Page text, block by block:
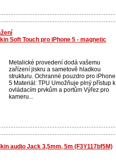
Soft Touch pro iPhone 5 - magnetic
Metalické provedení dodá vašemu
zařízení jiskru a sametově hladkou
strukturu. Ochranné pouzdro pro iPhone
5 Materiál: TPU Umožňuje plný přístup k
ovládacím prvkům a portům Výřez pro
kameru...
audio Jack 3,5mm, 5m (F3Y117bf5M)